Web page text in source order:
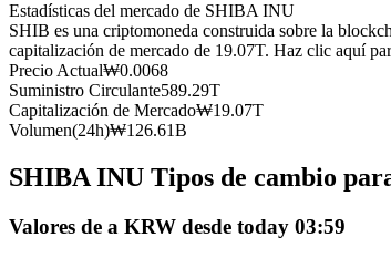
Futuros que utilizan USDC como garantía
Estadísticas del mercado de SHIBA INU
SHIB es una criptomoneda construida sobre la
capitalización de mercado de 19.07T. Haz clic aquí
Precio Actual₩0.0068
Suministro Circulante589.29T
Capitalización de Mercado₩19.07T
Volumen(24h)₩126.61B
SHIBA INU Tipos de cambio
Valores de a KRW desde today 03:59